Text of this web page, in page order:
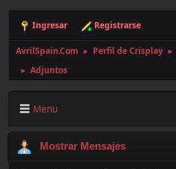
Ingresar Registrarse
AvrilSpain.Com ► Perfil de Crisplay ►
► Adjuntos
Menu
Mostrar Mensajes